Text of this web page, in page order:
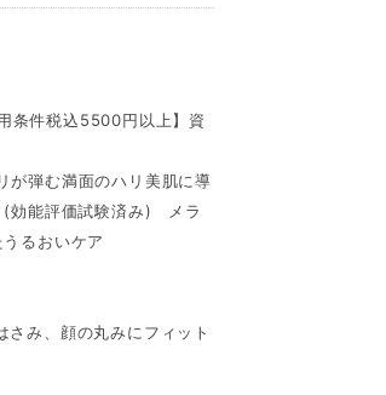
件税込5500円以上】資
が弾む満面のハリ美肌に導
(効能評価試験済み) メラ
るおいケア
み、顔の丸みにフィット